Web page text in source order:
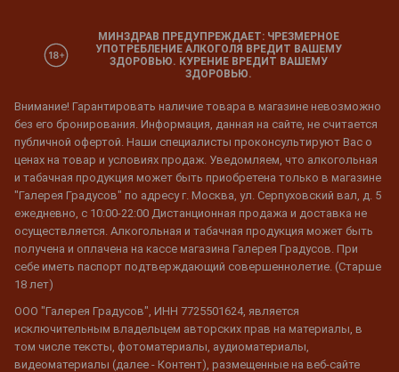
МИНЗДРАВ ПРЕДУПРЕЖДАЕТ: ЧРЕЗМЕРНОЕ
УПОТРЕБЛЕНИЕ АЛКОГОЛЯ ВРЕДИТ ВАШЕМУ
ЗДОРОВЬЮ. КУРЕНИЕ ВРЕДИТ ВАШЕМУ
ЗДОРОВЬЮ.
Внимание! Гарантировать наличие товара в магазине невозможно
без его бронирования. Информация, данная на сайте, не считается
публичной офертой. Наши специалисты проконсультируют Вас о
ценах на товар и условиях продаж. Уведомляем, что алкогольная
и табачная продукция может быть приобретена только в магазине
"Галерея Градусов" по адресу г. Москва, ул. Серпуховский вал, д. 5
ежедневно, с 10:00-22:00 Дистанционная продажа и доставка не
осуществляется. Алкогольная и табачная продукция может быть
получена и оплачена на кассе магазина Галерея Градусов. При
себе иметь паспорт подтверждающий совершеннолетие. (Старше
18 лет)
ООО "Галерея Градусов", ИНН 7725501624, является
исключительным владельцем авторских прав на материалы, в
том числе тексты, фотоматериалы, аудиоматериалы,
видеоматериалы (далее - Контент), размещенные на веб-сайте